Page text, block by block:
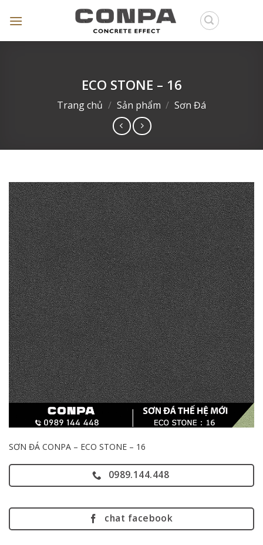
ECO STONE – 16
Trang chủ / Sản phẩm / Sơn Đá
SƠN ĐÁ CONPA – ECO STONE – 16
0989.144.448
chat facebook